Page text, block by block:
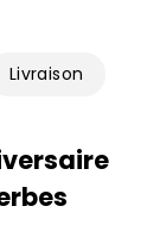
Livraison